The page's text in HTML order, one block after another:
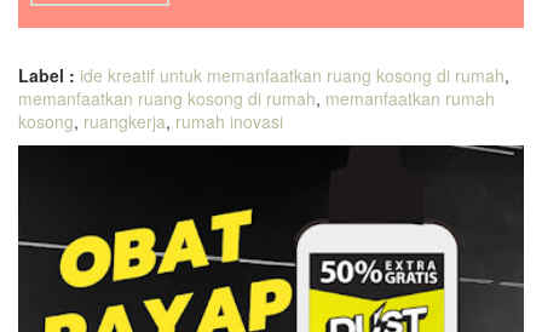
Label : ide kreatif untuk memanfaatkan ruang kosong di rumah,
memanfaatkan ruang kosong di rumah, memanfaatkan rumah
kosong, ruangkerja, rumah inovasi